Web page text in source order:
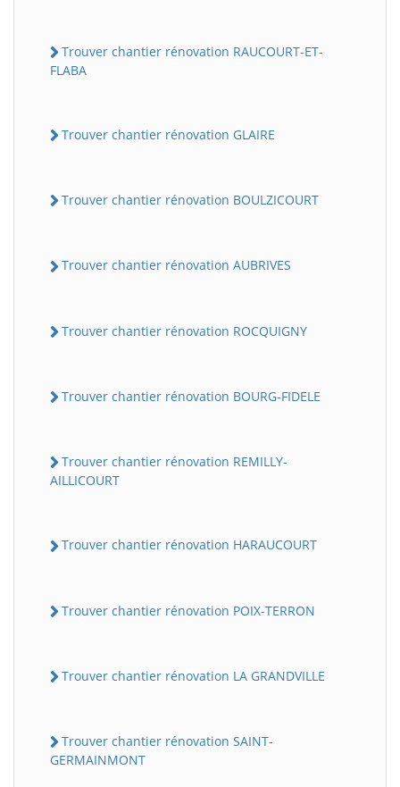
Trouver chantier rénovation RAUCOURT-ET-
FLABA
Trouver chantier rénovation GLAIRE
Trouver chantier rénovation BOULZICOURT
Trouver chantier rénovation AUBRIVES
Trouver chantier rénovation ROCQUIGNY
Trouver chantier rénovation BOURG-FIDELE
Trouver chantier rénovation REMILLY-
AILLICOURT
Trouver chantier rénovation HARAUCOURT
Trouver chantier rénovation POIX-TERRON
Trouver chantier rénovation LA GRANDVILLE
Trouver chantier rénovation SAINT-
GERMAINMONT